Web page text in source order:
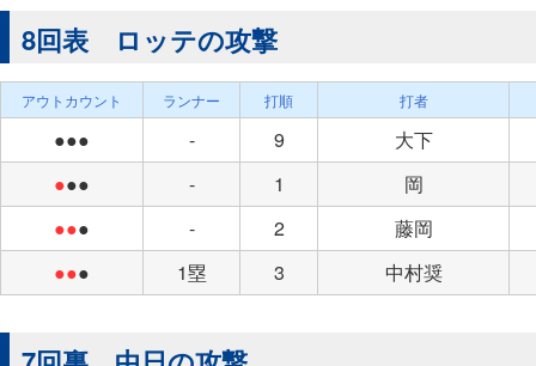
8回表 ロッテの攻撃
アウトカウント ランナー 打順 打者
●●● - 9
大下
●●● - 1
岡
●●● - 2
藤岡
●●● 1塁 3 中村奨